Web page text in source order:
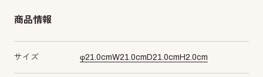
商品情報
サイズ φ21.0cmW21.0cm D21.0cm H2.0cm